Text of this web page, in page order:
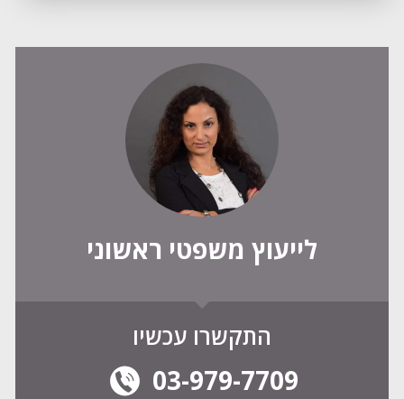
לייעוץ משפטי ראשוני
התקשרו עכשיו
03-979-7709